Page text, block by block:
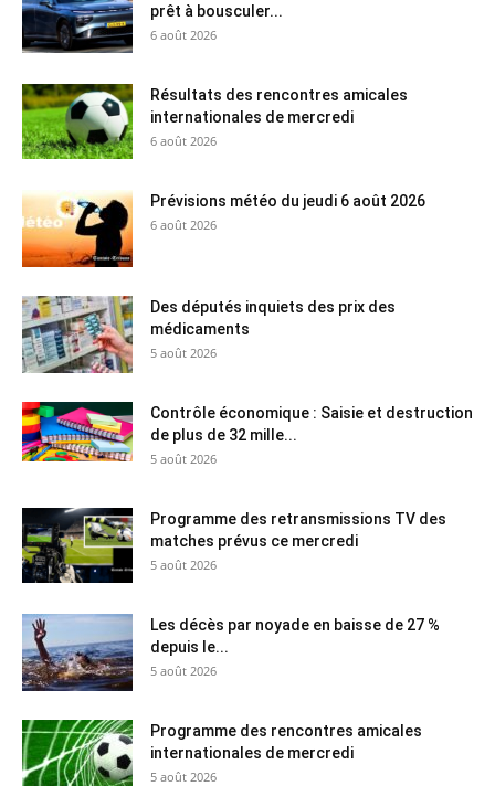
prêt à bousculer...
6 août 2026
Résultats des rencontres amicales
internationales de mercredi
6 août 2026
Prévisions météo du jeudi 6 août 2026
6 août 2026
Des députés inquiets des prix des
médicaments
5 août 2026
Contrôle économique : Saisie et destruction
de plus de 32 mille...
5 août 2026
Programme des retransmissions TV des
matches prévus ce mercredi
5 août 2026
Les décès par noyade en baisse de 27 %
depuis le...
5 août 2026
Programme des rencontres amicales
internationales de mercredi
5 août 2026